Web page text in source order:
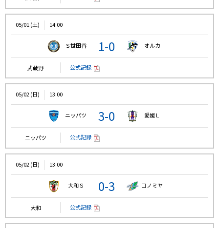
05/01 (土) 14:00
Ｓ世田谷 1-0 オルカ
武蔵野 公式記録
05/02 (日) 13:00
ニッパツ 3-0 愛媛Ｌ
ニッパツ 公式記録
05/02 (日) 13:00
大和Ｓ 0-3 コノミヤ
大和 公式記録